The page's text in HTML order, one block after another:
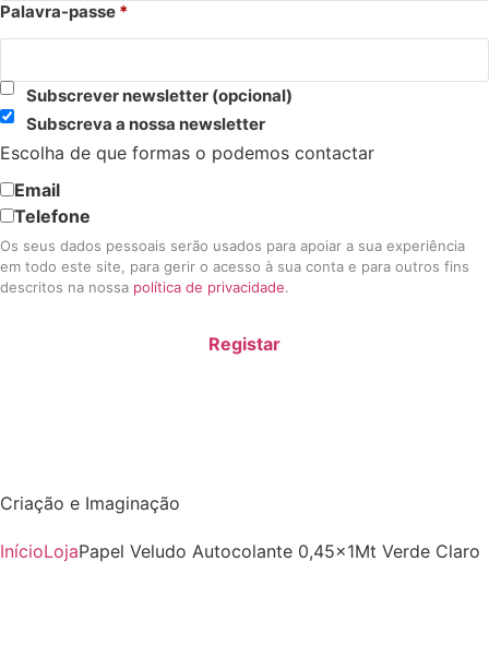
Palavra-passe *
Subscrever newsletter (opcional)
Subscreva a nossa newsletter
Escolha de que formas o podemos contactar
Email
Telefone
Os seus dados pessoais serão usados para apoiar a sua experiência
em todo este site, para gerir o acesso à sua conta e para outros fins
descritos na nossa política de privacidade.
Registar
Criação e Imaginação
InícioLojaPapel Veludo Autocolante 0,45x1Mt Verde Claro